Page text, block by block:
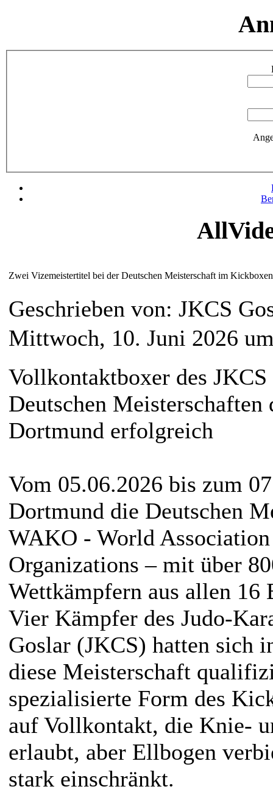
Zwei Vizemeistertitel bei der Deutschen Meisterschaft im Kickboxen
Geschrieben von: JKCS
Mittwoch, 10. Juni 2026
Vollkontaktboxer des
Deutschen
Dortmund erfolgreich
Vom 05.06.2026 bis zum
Dortmund die Deutschen
WAKO - World
Organizations – mit über
Wettkämpfern aus allen 16
Vier Kämpfer des Judo-
Goslar (JKCS) hatten sich
diese Meisterschaft
spezialisierte Form des
auf Vollkontakt, die Knie-
erlaubt, aber Ellbogen
stark einschränkt.